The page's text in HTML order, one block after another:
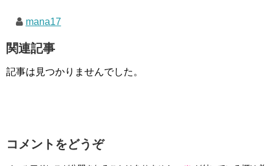
mana17
関連記事
記事は見つかりませんでした。
コメントをどうぞ